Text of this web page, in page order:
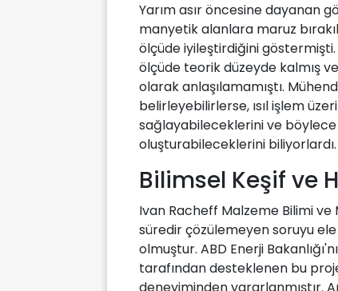
Yarım asır öncesine dayanan
manyetik alanlara maruz
ölçüde iyileştirdiğini
ölçüde teorik düzeyde kalmış
olarak anlaşılamamıştı.
belirleyebilirlerse, ısıl işlem
sağlayabileceklerini ve
oluşturabileceklerini biliyorlardı.
Bilimsel Keşif ve
Ivan Racheff Malzeme Bilimi
süredir çözülemeyen soruyu
olmuştur. ABD Enerji
tarafından desteklenen bu